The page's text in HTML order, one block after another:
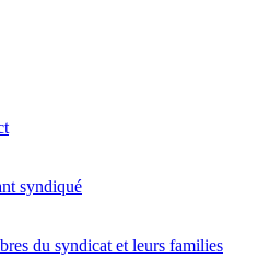
syndiqué
du syndicat et leurs families